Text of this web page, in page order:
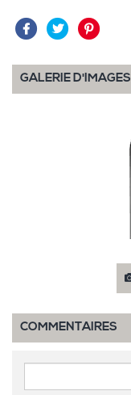
GALERIE D'IMAGES
COMMENTAIRES